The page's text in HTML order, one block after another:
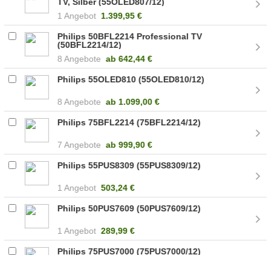
1 Angebot 1.399,95 €
Philips 50BFL2214 Professional TV
(50BFL2214/12)
8 Angebote ab 642,44 €
Philips 55OLED810 (55OLED810/12)
8 Angebote ab 1.099,00 €
Philips 75BFL2214 (75BFL2214/12)
7 Angebote ab 999,90 €
Philips 55PUS8309 (55PUS8309/12)
1 Angebot 503,24 €
Philips 50PUS7609 (50PUS7609/12)
1 Angebot 289,99 €
Philips 75PUS7000 (75PUS7000/12)